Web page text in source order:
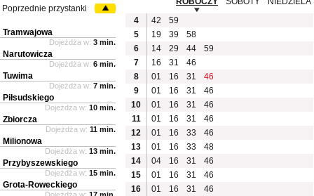
4
42
59
5
19 39
58
6
14 29 44
59
7
16 31
46
8
01 16 31
46
9
01 16 31
46
10
01 16 31
46
11
01 16 31
46
12
01 16 33
46
13
01 16 33
48
14
04 16 31
46
15
01 16 31
46
16
01 16 31 46
Poprzednie przystanki
Tramwajowa
Dojeżdża w: 3 min.
Narutowicza
Dojeżdża w: 6 min.
Tuwima
Dojeżdża w: 7 min.
Piłsudskiego
Dojeżdża w: 10 min.
Zbiorcza
Dojeżdża w: 11 min.
Milionowa
Dojeżdża w: 13 min.
Przybyszewskiego
Dojeżdża w: 15 min.
Grota-Roweckiego